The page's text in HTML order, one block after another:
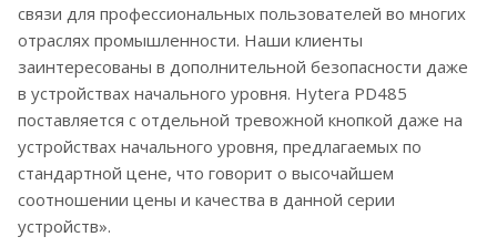
связи для профессиональных пользователей во многих
отраслях промышленности. Наши клиенты
заинтересованы в дополнительной безопасности даже
в устройствах начального уровня. Hytera PD485
поставляется с отдельной тревожной кнопкой даже на
устройствах начального уровня, предлагаемых по
стандартной цене, что говорит о высочайшем
соотношении цены и качества в данной серии
устройств».